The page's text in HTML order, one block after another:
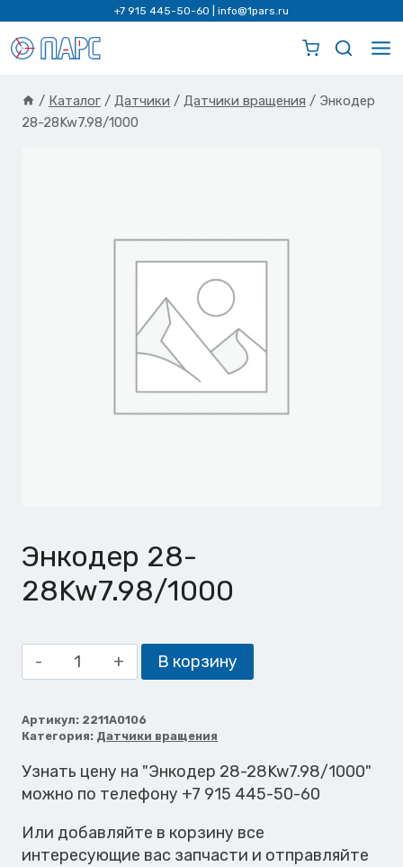
содержимому
+7 915 445-50-60 info@1pars.ru
/ Каталог / Датчики / Датчики вращения / Энкодер
28-28Kw7.98/1000
Энкодер 28-
28Kw7.98/1000
Количество
товара
28-
28Kw7.98/1000
В корзину
Артикул: 2211A0106
Категория: Датчики вращения
Узнать цену на "Энкодер 28-28Kw7.98/1000"
можно по телефону +7 915 445-50-60
Или добавляйте в корзину все
интересующие вас запчасти и отправляйте